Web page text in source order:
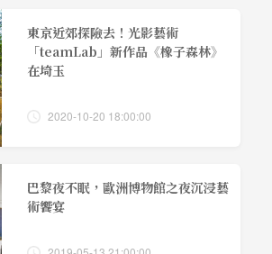
東京近郊探險去！光影藝術
「teamLab」新作品《橡子森林》
在埼玉
2020-10-20 18:00:00
巴黎夜不眠，歐洲博物館之夜沉浸藝
術饗宴